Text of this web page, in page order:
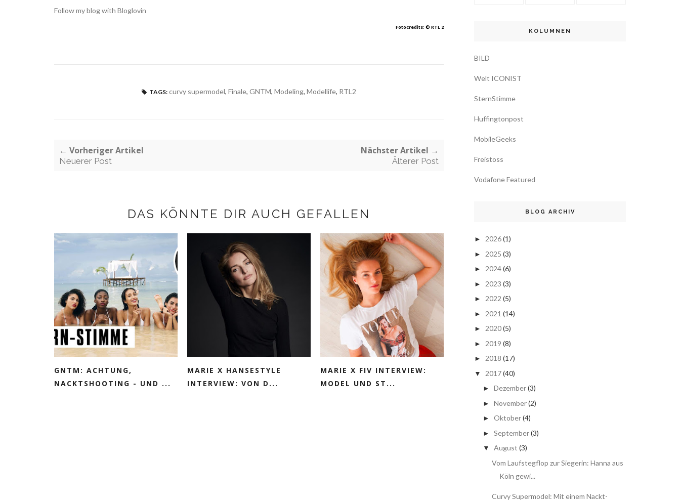
Follow my blog with Bloglovin
Fotocredits: © RTL 2
TAGS: curvy supermodel, Finale, GNTM, Modeling, Modellife, RTL2
← Vorheriger Artikel
Neuerer Post
Nächster Artikel →
Älterer Post
DAS KÖNNTE DIR AUCH GEFALLEN
GNTM: ACHTUNG,
NACKTSHOOTING - UND ...
MARIE X HANSESTYLE
INTERVIEW: VON D...
MARIE X FIV INTERVIEW:
MODEL UND ST...
KOLUMNEN
BILD
Welt ICONIST
SternStimme
Huffingtonpost
MobileGeeks
Freistoss
Vodafone Featured
BLOG ARCHIV
► 2026(1)
► 2025 (3)
► 2024(6)
► 2023 (3)
► 2022 (5)
► 2021 (14)
► 2020(5)
► 2019 (8)
► 2018 (17)
▼ 2017(40)
► Dezember(3)
► November(2)
► Oktober(4)
► September(3)
▼ August (3)
Vom Laufstegflop zur Siegerin: Hanna aus
Köln gewi...
Curvy Supermodel: Mit einem Nackt-